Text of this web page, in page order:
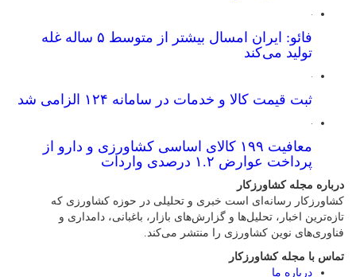
فائو: ایران امسال بیشتر از متوسط ۵ ساله غله
تولید می‌کند
ثبت قیمت کالا و خدمات در سامانه ۱۲۴ الزامی شد
معافیت ۱۹۹ کالای اساسی کشاورزی و دارو از
پرداخت عوارض ۱.۲ درصدی واردات
درباره مجله کشاورزکار
کشاورزکار رسانه‌ای است خبری و تحلیلی در حوزه کشاورزی که
تازه‌ترین اخبار، تحلیل‌ها و گزارش‌های بازار، باغبانی، دامداری و
فناوری‌های نوین کشاورزی را منتشر می‌کند.
تماس با مجله کشاورزکار
درباره ما